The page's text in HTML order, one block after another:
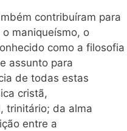
contribuíram para
maniqueísmo, o
como a filosofia
assunto para
de todas estas
cristã,
trinitário; da alma
entre a